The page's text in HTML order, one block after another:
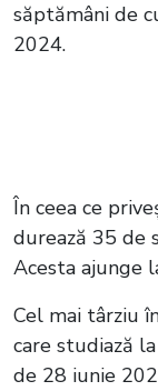
săptămâni de
2024.
În ceea ce
durează 35 de
Acesta ajunge
Cel mai târziu
care studiază
de 28 iunie